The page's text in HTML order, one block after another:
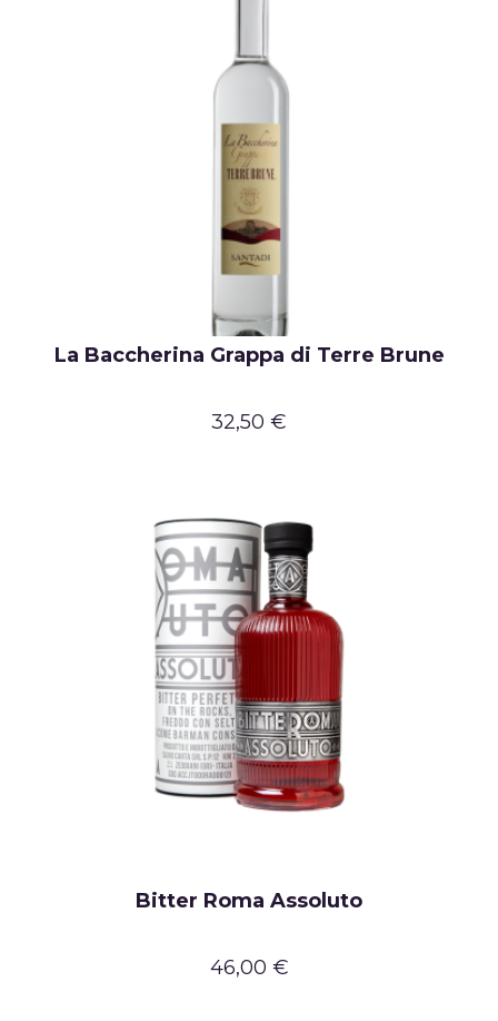
La Baccherina Grappa di Terre Brune
32,50 €
Bitter Roma Assoluto
46,00 €